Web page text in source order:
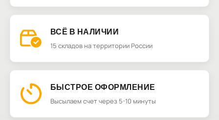
ВСЁ В НАЛИЧИИ
15 складов на территории России
БЫСТРОЕ ОФОРМЛЕНИЕ
Высылаем счет через 5-10 минуты